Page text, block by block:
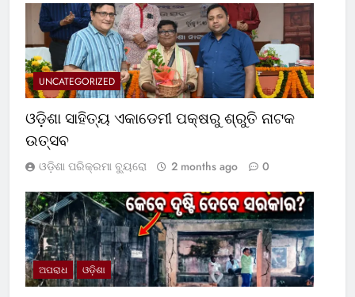
UNCATEGORIZED
ଓଡ଼ିଶା ସାହିତ୍ୟ ଏକାଡେମୀ ପକ୍ଷରୁ ଶ୍ରୁତି ନାଟକ
ଉତ୍ସବ
ଓଡ଼ିଶା ପରିକ୍ରମା ବ୍ୟୁରୋ 2 months ago 0
ଅପରାଧ ଓଡ଼ିଶା